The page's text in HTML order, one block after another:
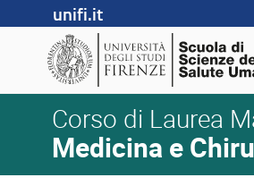
unifi.it
Corso di Laurea
Medicina e